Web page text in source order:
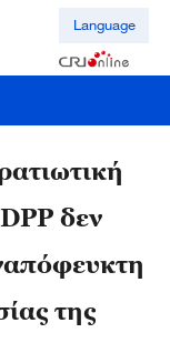
Language
δεν
της